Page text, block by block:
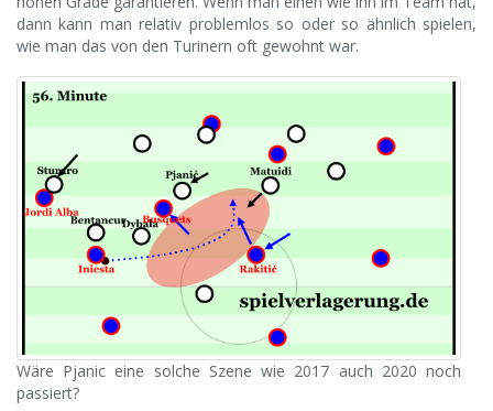
dann kann man relativ problemlos so oder so ähnlich spielen,
wie man das von den Turinern oft gewohnt war.
Wäre Pjanic eine solche Szene wie 2017 auch 2020 noch
passiert?